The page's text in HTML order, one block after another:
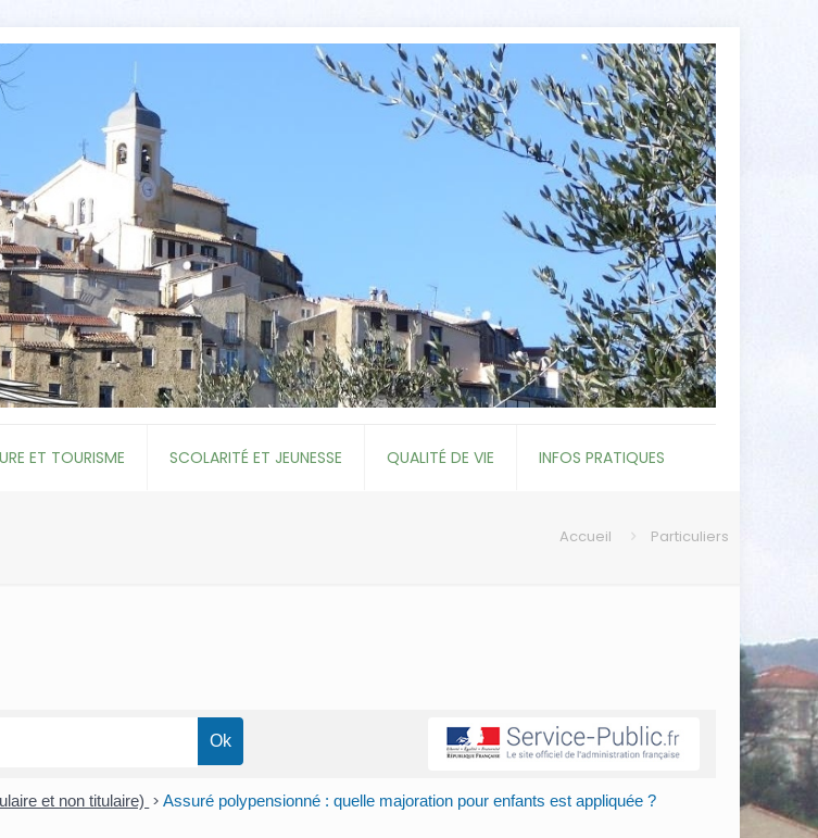
ET TOURISME SCOLARITÉ ET JEUNESSE QUALITÉ DE VIE INFOS PRATIQUES
Accueil Particuliers
et non titulaire) > Assuré polypensionné : quelle majoration pour enfants est appliquée ?